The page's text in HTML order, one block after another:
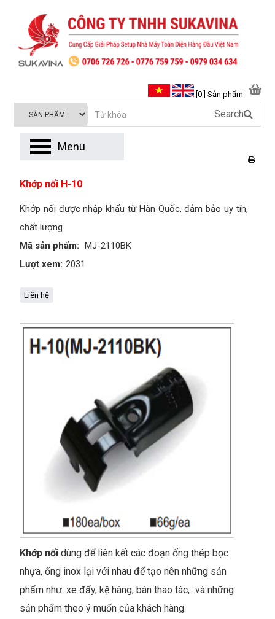
Khớp nối H-10
Khớp nối được nhập khẩu từ Hàn Quốc, đảm bảo uy tín,
chất lượng.
Mã sản phẩm: MJ-2110BK
Lượt xem: 2031
Liên hệ
Khớp nốidùng để liên kết các đoạn ống thép bọc
nhựa, ống inox lại với nhau để tạo nên những sản
phẩm như: xe đẩy, kệ hàng, bàn thao tác,...và những
sản phẩm theo ý muốn của khách hàng.
[0 ] Sản phẩm
Search
Menu